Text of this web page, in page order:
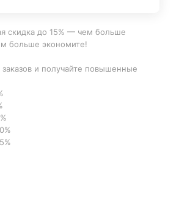
скидка до 15% — чем больше
больше экономите!
и получайте повышенные